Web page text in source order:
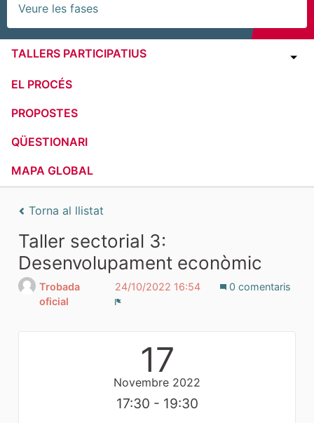
Veure les fases
TALLERS PARTICIPATIUS
EL PROCÉS
PROPOSTES
QÜESTIONARI
MAPA GLOBAL
Torna al llistat
Taller sectorial 3:
Desenvolupament econòmic
Trobada
oficial
24/10/2022 16:54 0 comentaris
17
Novembre 2022
17:30 - 19:30